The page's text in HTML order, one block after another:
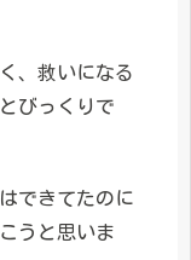
、救いになる
びっくりで
できてたのに
うと思いま